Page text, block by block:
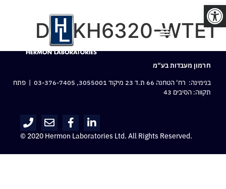
פתח סרגל נגישות
DS-KH6320-WTE1
חרמון מעבדות בע“מ
בנימינה: רח‘ הטחנה 66 ת.ד 23 מיקוד 3055001,
03-376-7405 | פתח
תקווה: הסיבים 43
© 2020 Hermon Laboratories Ltd. All Rights Reserved.